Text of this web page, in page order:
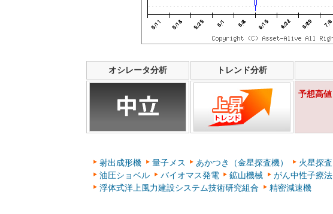
オシレータ分析 トレンド分析
予想高値
射出成形機 量子メス あかつき（金星探査機） 火星探査
油圧ショベル
バイオマス発電 鉱山機械 がん中性子療法
浮体式洋上風力建設システム技術研究組合
精密減速機